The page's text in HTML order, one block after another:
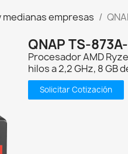
medianas empresas
QNAP TS-
Procesador AMD
hilos a 2,2 GHz, 8 GB
Solicitar Cotización